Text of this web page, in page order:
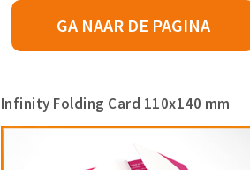
GA NAAR DE PAGINA
Infinity Folding Card 110x140 mm